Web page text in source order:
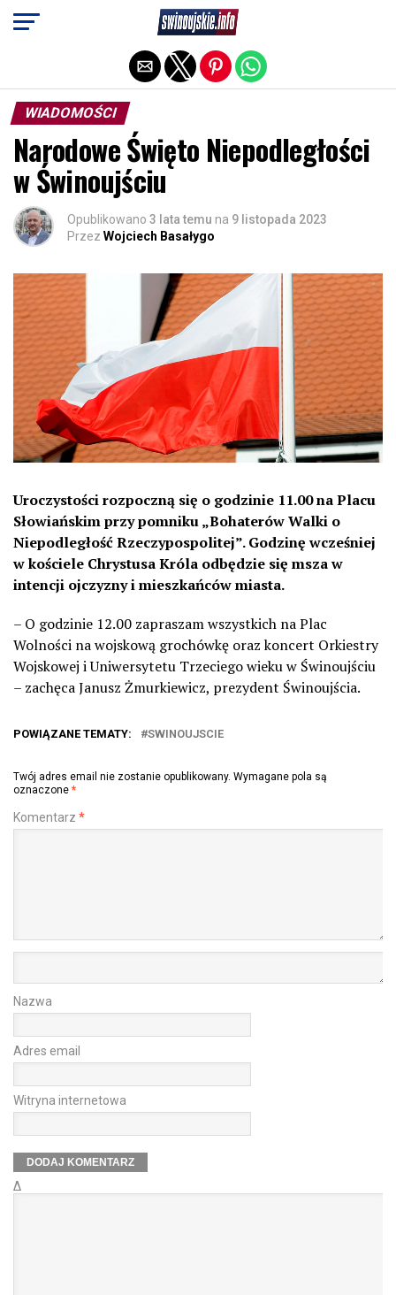
WIADOMOŚCI
Narodowe Święto Niepodległości
w Świnoujściu
Opublikowano 3 lata temu na 9 listopada 2023
Przez Wojciech Basałygo
Uroczystości rozpoczną się o godzinie 11.00 na Placu
Słowiańskim przy pomniku „Bohaterów Walki o
Niepodległość Rzeczypospolitej”. Godzinę wcześniej
w kościele Chrystusa Króla odbędzie się msza w
intencji ojczyzny i mieszkańców miasta.
– O godzinie 12.00 zapraszam wszystkich na Plac
Wolności na wojskową grochówkę oraz koncert Orkiestry
Wojskowej i Uniwersytetu Trzeciego wieku w Świnoujściu
– zachęca Janusz Żmurkiewicz, prezydent Świnoujścia.
POWIĄZANE TEMATY: SWINOUJSCIE
Twój adres email nie zostanie opublikowany. Wymagane pola są
oznaczone *
Komentarz *
Nazwa
Adres email
Witryna internetowa
Δ
Exit mobile version